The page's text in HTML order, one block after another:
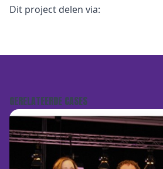
Dit project delen via:
GERELATEERDE CASES